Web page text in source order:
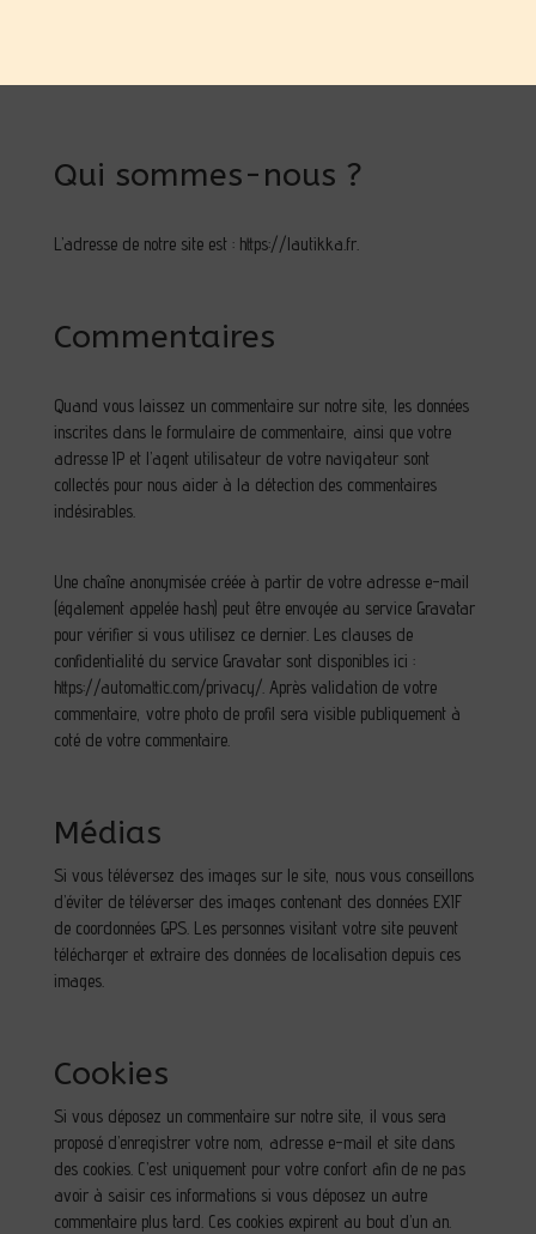
Qui sommes-nous ?
L’adresse de notre site est : https://lautikka.fr.
Commentaires
Quand vous laissez un commentaire sur notre site, les données
inscrites dans le formulaire de commentaire, ainsi que votre
adresse IP et l’agent utilisateur de votre navigateur sont
collectés pour nous aider à la détection des commentaires
indésirables.
Une chaîne anonymisée créée à partir de votre adresse e-mail
(également appelée hash) peut être envoyée au service Gravatar
pour vérifier si vous utilisez ce dernier. Les clauses de
confidentialité du service Gravatar sont disponibles ici :
https://automattic.com/privacy/. Après validation de votre
commentaire, votre photo de profil sera visible publiquement à
coté de votre commentaire.
Médias
Si vous téléversez des images sur le site, nous vous conseillons
d’éviter de téléverser des images contenant des données EXIF
de coordonnées GPS. Les personnes visitant votre site peuvent
télécharger et extraire des données de localisation depuis ces
images.
Cookies
Si vous déposez un commentaire sur notre site, il vous sera
proposé d’enregistrer votre nom, adresse e-mail et site dans
des cookies. C’est uniquement pour votre confort afin de ne pas
avoir à saisir ces informations si vous déposez un autre
commentaire plus tard. Ces cookies expirent au bout d’un an.